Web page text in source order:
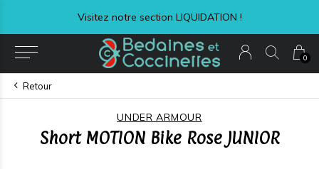
0
Visitez notre section LIQUIDATION !
Retour
UNDER ARMOUR
Short MOTION Bike Rose JUNIOR